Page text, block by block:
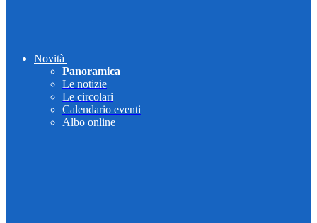
Novità
Panoramica
Le notizie
Le circolari
Calendario eventi
Albo online